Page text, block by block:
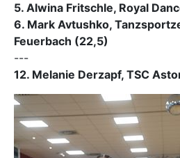
5. Alwina Fritschle, Royal
6. Mark Avtushko,
Feuerbach (22,5)
---
12. Melanie Derzapf, TSC